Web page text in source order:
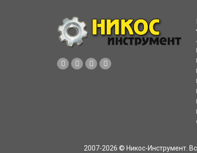
2007-2026 © Никос-Инструмент.